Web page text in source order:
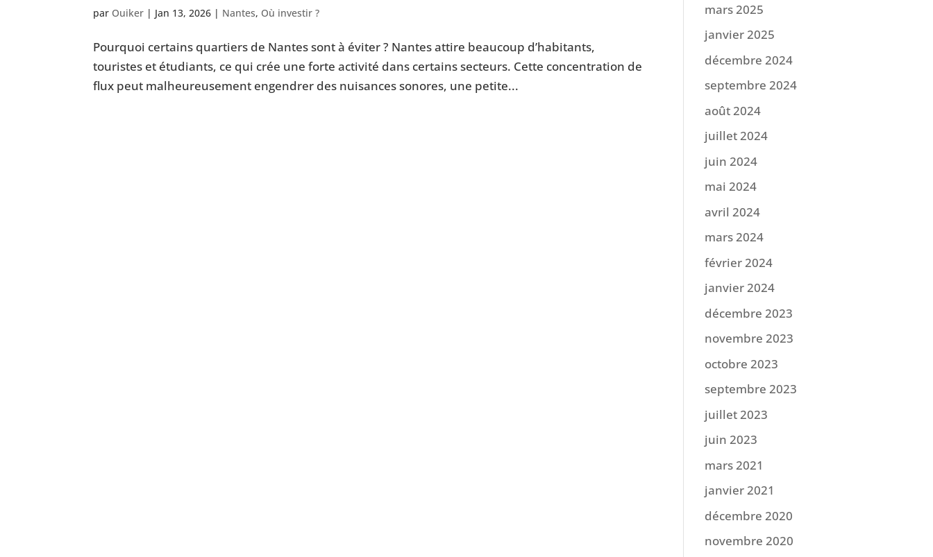
par Ouiker | Jan 13, 2026 | Nantes, Où investir ?
Pourquoi certains quartiers de Nantes sont à éviter ? Nantes attire beaucoup d’habitants,
touristes et étudiants, ce qui crée une forte activité dans certains secteurs. Cette concentration de
flux peut malheureusement engendrer des nuisances sonores, une petite...
mars 2025
janvier 2025
décembre 2024
septembre 2024
août 2024
juillet 2024
juin 2024
mai 2024
avril 2024
mars 2024
février 2024
janvier 2024
décembre 2023
novembre 2023
octobre 2023
septembre 2023
juillet 2023
juin 2023
mars 2021
janvier 2021
décembre 2020
novembre 2020